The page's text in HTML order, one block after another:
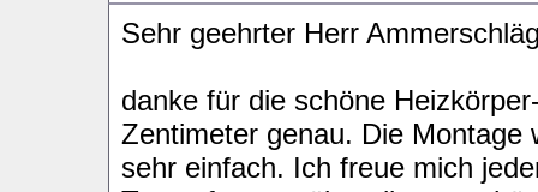
Sehr geehrter Herr
danke für die schöne
Zentimeter genau. Die Montage
sehr einfach. Ich freue mich